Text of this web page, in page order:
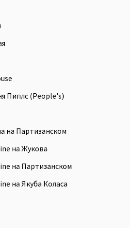
Пиплc (People's)
на Партизанском
на Жукова
на Партизанском
на Якуба Коласа